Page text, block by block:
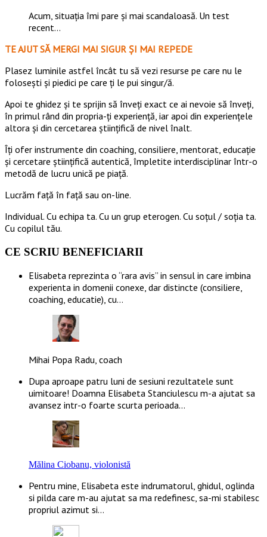
Acum, situația îmi pare și mai scandaloasă. Un test
recent...
TE AJUT SĂ MERGI MAI SIGUR ȘI MAI REPEDE
​​Plasez luminile astfel încât tu să vezi resurse pe care nu le
folosești și piedici pe care ți le pui singur/ă.
Apoi te ghidez și te sprijin să înveți exact ce ai nevoie să înveți,
în primul rând din propria-ți experiență, iar apoi din experiențele
altora și din cercetarea științifică de nivel înalt.
Îți ofer instrumente din coaching, consiliere, mentorat, educație
și cercetare științifică autentică, împletite interdisciplinar într-o
metodă de lucru unică pe piață.
Lucrăm față în față sau on-line.
Individual. Cu echipa ta. Cu un grup eterogen. Cu soțul / soția ta.
Cu copilul tău.
CE SCRIU BENEFICIARII
Elisabeta reprezinta o “rara avis” in sensul in care imbina
experienta in domenii conexe, dar distincte (consiliere,
coaching, educatie), cu…
Mihai Popa Radu, coach
Dupa aproape patru luni de sesiuni rezultatele sunt
uimitoare! Doamna Elisabeta Stanciulescu m-a ajutat sa
avansez intr-o foarte scurta perioada…
Mălina Ciobanu, violonistă
Pentru mine, Elisabeta este indrumatorul, ghidul, oglinda
si pilda care m-au ajutat sa ma redefinesc, sa-mi stabilesc
propriul azimut si…